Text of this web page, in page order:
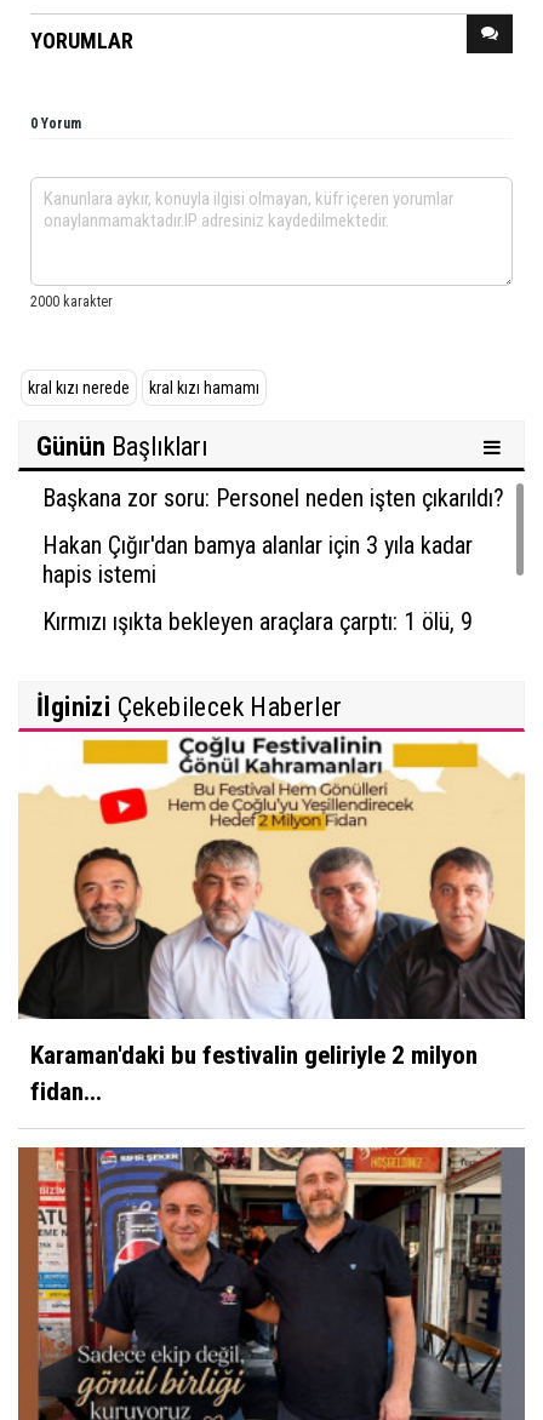
YORUMLAR
0 Yorum
kral kızı nerede kral kızı hamamı
Günün Başlıkları
Başkana zor soru: Personel neden işten çıkarıldı?
Hakan Çığır'dan bamya alanlar için 3 yıla kadar
hapis istemi
Kırmızı ışıkta bekleyen araçlara çarptı: 1 ölü, 9
İlginizi Çekebilecek Haberler
Karaman'daki bu festivalin geliriyle 2 milyon
fidan...